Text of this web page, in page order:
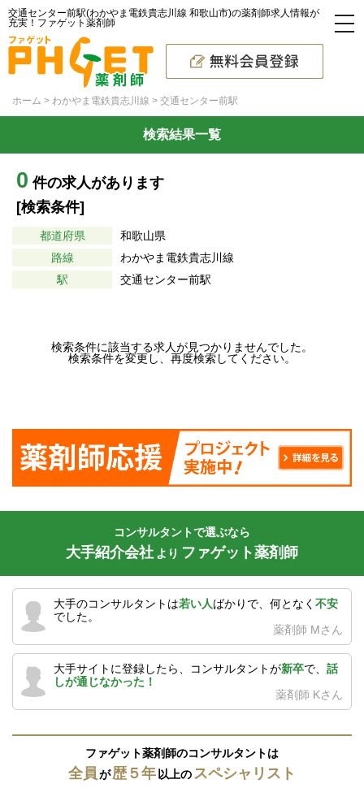
交通センター前駅(わかやま電鉄貴志川線 和歌山市)の薬剤師求人情報が
充実！ファゲット薬剤師
ホーム わかやま電鉄貴志川線 交通センター前駅
検索結果一覧
0 件の求人があります
[検索条件]
都道府県
和歌山県
路線
わかやま電鉄貴志川線
駅
交通センター前駅
検索条件に該当する求人が見つかりませんでした。
検索条件を変更し、再度検索してください。
コンサルタントで選ぶなら
大手紹介会社 より ファゲット薬剤師
大手のコンサルタントは若い人ばかりで、何となく 不安
でした。
薬剤師 Mさん
大手サイトに登録したら、コンサルタントが新卒で、 話
しが通じなかった！
薬剤師 Kさん
ファゲット薬剤師のコンサルタントは
全員が歴５年 以上の スペシャリスト